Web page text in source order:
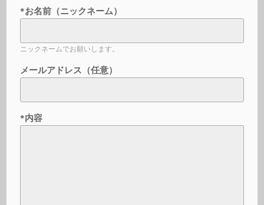
*お名前（ニックネーム）
ニックネームでお願いします。
メールアドレス（任意）
*内容